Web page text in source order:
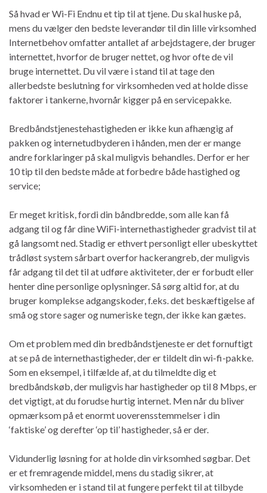
Så hvad er Wi-Fi Endnu et tip til at tjene. Du skal huske på,
mens du vælger den bedste leverandør til din lille virksomhed
Internetbehov omfatter antallet af arbejdstagere, der bruger
internettet, hvorfor de bruger nettet, og hvor ofte de vil
bruge internettet. Du vil være i stand til at tage den
allerbedste beslutning for virksomheden ved at holde disse
faktorer i tankerne, hvornår kigger på en servicepakke.
Bredbåndstjenestehastigheden er ikke kun afhængig af
pakken og internetudbyderen i hånden, men der er mange
andre forklaringer på skal muligvis behandles. Derfor er her
10 tip til den bedste måde at forbedre både hastighed og
service;
Er meget kritisk, fordi din båndbredde, som alle kan få
adgang til og får dine WiFi-internethastigheder gradvist til at
gå langsomt ned. Stadig er ethvert personligt eller ubeskyttet
trådløst system sårbart overfor hackerangreb, der muligvis
får adgang til det til at udføre aktiviteter, der er forbudt eller
henter dine personlige oplysninger. Så sørg altid for, at du
bruger komplekse adgangskoder, f.eks. det beskæftigelse af
små og store sager og numeriske tegn, der ikke kan gætes.
Om et problem med din bredbåndstjeneste er det fornuftigt
at se på de internethastigheder, der er tildelt din wi-fi-pakke.
Som en eksempel, i tilfælde af, at du tilmeldte dig et
bredbåndskøb, der muligvis har hastigheder op til 8 Mbps, er
det vigtigt, at du forudse hurtig internet. Men når du bliver
opmærksom på et enormt uoverensstemmelser i din
‘faktiske’ og derefter ‘op til’ hastigheder, så er der.
Vidunderlig løsning for at holde din virksomhed søgbar. Det
er et fremragende middel, mens du stadig sikrer, at
virksomheden er i stand til at fungere perfekt til at tilbyde